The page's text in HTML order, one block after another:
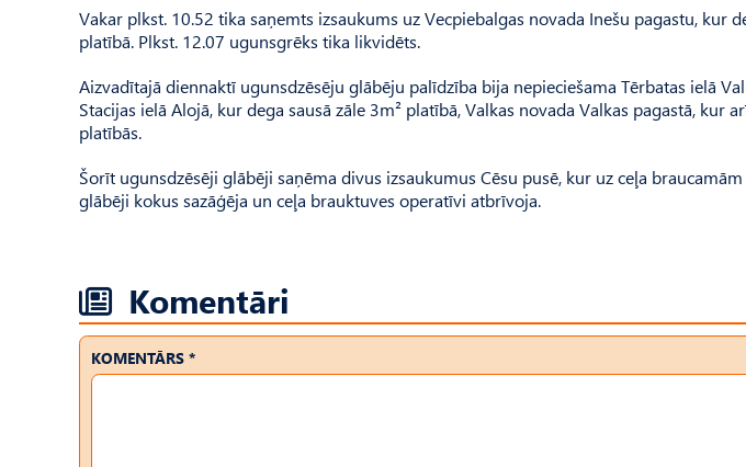
Vakar plkst. 10.52 tika saņemts izsaukums uz Vecpiebalgas novada Inešu pagastu, kur
platībā. Plkst. 12.07 ugunsgrēks tika likvidēts.
Aizvadītajā diennaktī ugunsdzēsēju glābēju palīdzība bija nepieciešama Tērbatas ielā
Stacijas ielā Alojā, kur dega sausā zāle 3m² platībā, Valkas novada Valkas pagastā, kur
platībās.
Šorīt ugunsdzēsēji glābēji saņēma divus izsaukumus Cēsu pusē, kur uz ceļa
glābēji kokus sazāģēja un ceļa brauktuves operatīvi atbrīvoja.
Komentāri
KOMENTĀRS *